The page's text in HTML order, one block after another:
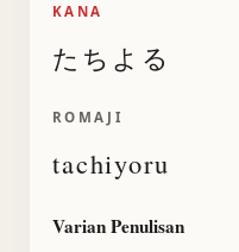
KANA
たちよる
ROMAJI
tachiyoru
Varian Penulisan